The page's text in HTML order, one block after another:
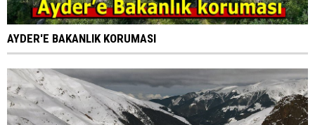
AYDER'E BAKANLIK KORUMASI